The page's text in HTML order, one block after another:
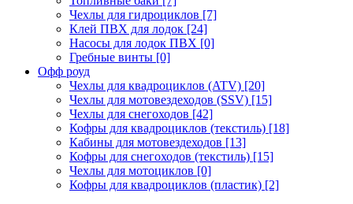
Чехлы для гидроциклов [7]
Клей ПВХ для лодок [24]
Насосы для лодок ПВХ [0]
Гребные винты [0]
Офф роуд
Чехлы для квадроциклов (ATV) [20]
Чехлы для мотовездеходов (SSV) [15]
Чехлы для снегоходов [42]
Кофры для квадроциклов (текстиль) [18]
Кабины для мотовездеходов [13]
Кофры для снегоходов (текстиль) [15]
Чехлы для мотоциклов [0]
Кофры для квадроциклов (пластик) [2]